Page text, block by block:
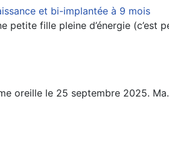
et bi-implantée à 9 mois
petite fille pleine d’énergie (c’est
oreille le 25 septembre 2025.